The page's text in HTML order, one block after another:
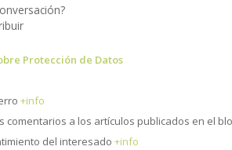
Protección de Datos
+info
comentarios a los artículos publicados en el
del interesado+info